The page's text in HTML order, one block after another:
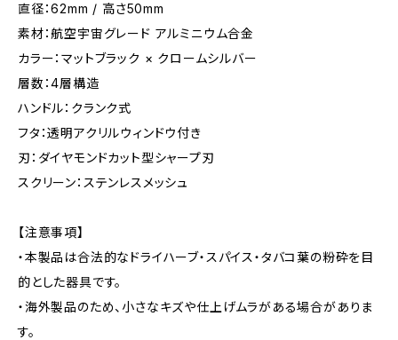
直径：62mm / 高さ50mm
素材：航空宇宙グレード アルミニウム合金
カラー：マットブラック × クロームシルバー
層数：4層構造
ハンドル：クランク式
フタ：透明アクリルウィンドウ付き
刃：ダイヤモンドカット型シャープ刃
スクリーン：ステンレスメッシュ
【注意事項】
・本製品は合法的なドライハーブ・スパイス・タバコ葉の粉砕を目
的とした器具です。
・海外製品のため、小さなキズや仕上げムラがある場合がありま
す。